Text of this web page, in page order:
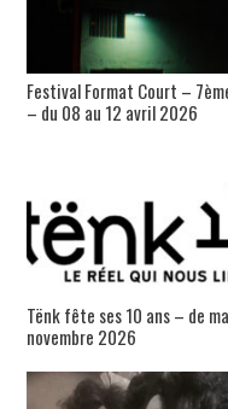
Festival Format Court –
– du 08 au 12 avril 2026
Tënk fête ses 10 ans – de
novembre 2026